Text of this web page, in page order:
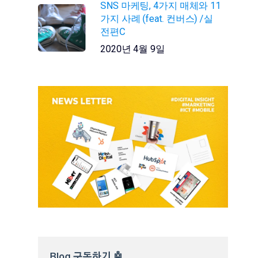
SNS 마케팅, 4가지 매체와 11
가지 사례 (feat. 컨버스) /실
전편C
2020년 4월 9일